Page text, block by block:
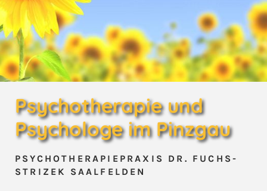
Psychotherapie und
Psychologe im Pinzgau
PSYCHOTHERAPIEPRAXIS DR. FUCHS-
STRIZEK SAALFELDEN